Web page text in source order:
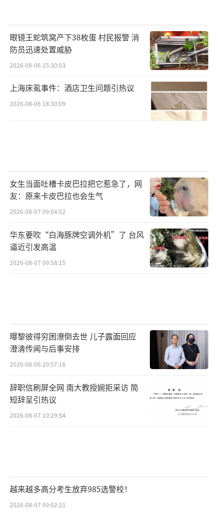
眼镜王蛇筑窝产下38枚蛋 村民报警 消
防员迅速处置威胁
2026-08-06 15:30:03
上海床虱事件：酒店卫生问题引热议
2026-08-06 18:30:09
女生当面吐槽卡皮巴拉把它惹急了，网
友：原来卡皮巴拉也会生气
2026-08-07 09:04:52
华东要吹“白海豚牌空调外机”了 台风
逼近引发高温
2026-08-07 09:58:15
曝黎彼得穷困潦倒去世 儿子露面回应
澄清传闻与后事安排
2026-08-06 20:57:16
辞职信刷屏全网 南大教授婉拒采访 简
短辞呈引热议
2026-08-07 10:29:54
越来越多高分考生放弃985选警校！
2026-08-07 09:02:21